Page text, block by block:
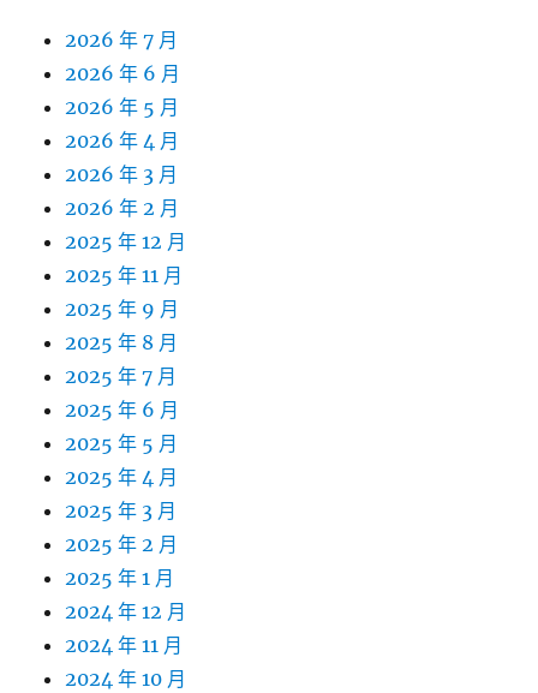
2026 年 7 月
2026 年 6 月
2026 年 5 月
2026 年 4 月
2026 年 3 月
2026 年 2 月
2025 年 12 月
2025 年 11 月
2025 年 9 月
2025 年 8 月
2025 年 7 月
2025 年 6 月
2025 年 5 月
2025 年 4 月
2025 年 3 月
2025 年 2 月
2025 年 1 月
2024 年 12 月
2024 年 11 月
2024 年 10 月